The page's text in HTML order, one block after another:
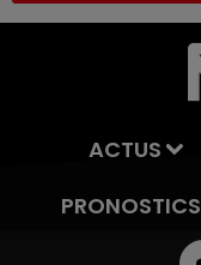
ACTUS
PRONOSTICS